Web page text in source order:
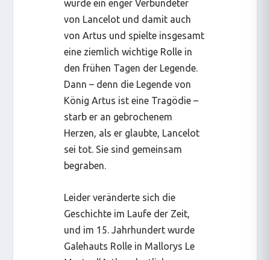
wurde ein enger Verbündeter
von Lancelot und damit auch
von Artus und spielte insgesamt
eine ziemlich wichtige Rolle in
den frühen Tagen der Legende.
Dann – denn die Legende von
König Artus ist eine Tragödie –
starb er an gebrochenem
Herzen, als er glaubte, Lancelot
sei tot. Sie sind gemeinsam
begraben.
Leider veränderte sich die
Geschichte im Laufe der Zeit,
und im 15. Jahrhundert wurde
Galehauts Rolle in Mallorys Le